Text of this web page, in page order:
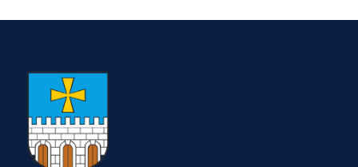
Događaji